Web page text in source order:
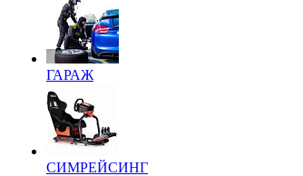
ГАРАЖ
СИМРЕЙСИНГ